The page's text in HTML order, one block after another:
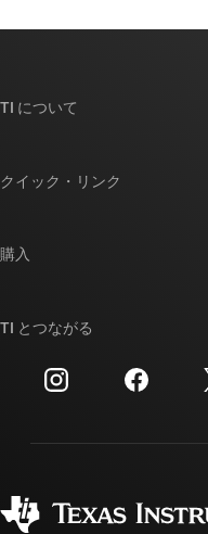
TI について
投資家向け情報
製造
クイック・リンク
クロスリファレンス検索
カスタマー・サポート・
myTI アカウントの FAQ
購入
ご注文に関する FAQ
TI とつながる